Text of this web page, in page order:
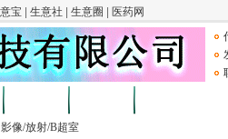
影像/放射/B超室